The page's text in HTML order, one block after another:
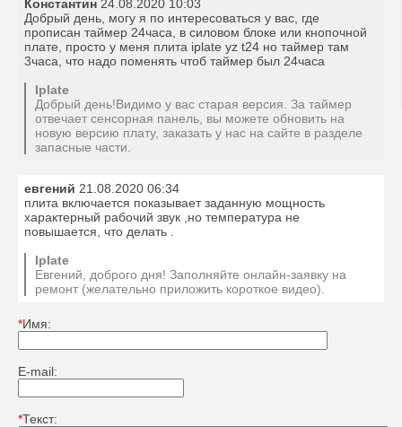
Константин 24.08.2020 10:03
Добрый день, могу я по интересоваться у вас, где
прописан таймер 24часа, в силовом блоке или кнопочной
плате, просто у меня плита iplate yz t24 но таймер там
3часа, что надо поменять чтоб таймер был 24часа
Iplate
Добрый день!Видимо у вас старая версия. За таймер
отвечает сенсорная панель, вы можете обновить на
новую версию плату, заказать у нас на сайте в разделе
запасные части.
евгений 21.08.2020 06:34
плита включается показывает заданную мощность
характерный рабочий звук ,но температура не
повышается, что делать .
Iplate
Евгений, доброго дня! Заполняйте онлайн-заявку на
ремонт (желательно приложить короткое видео).
*Имя:
E-mail:
*Текст: